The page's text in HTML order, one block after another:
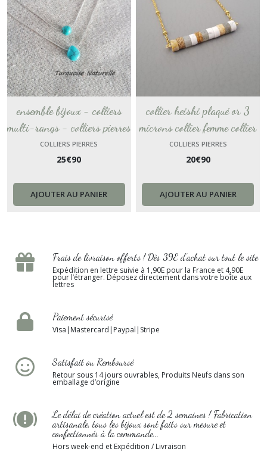
ensemble bijoux - colliers
multi-rangs - colliers pierres
naturelles turquoise goutte
colliers superposés
COLLIERS PIERRES
25€90
AJOUTER AU PANIER
collier heishi plaqué or 3
microns collier femme collier
pierres lapis lazuli howlite
collier fait main chakra
COLLIERS PIERRES
20€90
AJOUTER AU PANIER
Frais de livraison offerts ! Dès 39E d’achat sur tout le site
Expédition en lettre suivie à 1,90E pour la France et 4,90E
pour l’étranger. Déposez directement dans votre boîte aux
lettres
Paiement sécurisé
Visa|Mastercard|Paypal|Stripe
Satisfait ou Remboursé
Retour sous 14 jours ouvrables, Produits Neufs dans son
emballage d’origine
Le délai de création actuel est de 2 semaines ! Fabrication
artisanale, tous les bijoux sont faits sur mesure et
confectionnés à la commande...
Hors week-end et Expédition / Livraison